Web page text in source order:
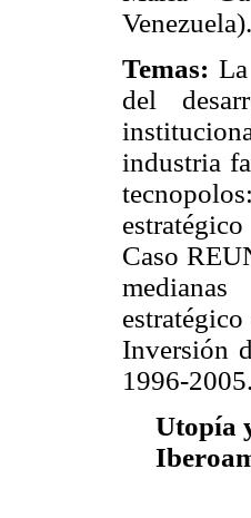
Venezuela).
Temas:
del
industria
Caso
Inversión
1996-2005.
Utopía